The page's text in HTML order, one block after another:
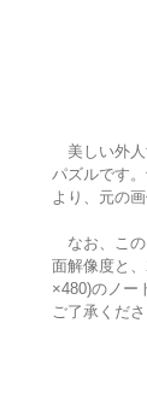
美しい外人
パズルです
より、元の
なお、この
面解像度と
×480)のノー
ご了承くださ